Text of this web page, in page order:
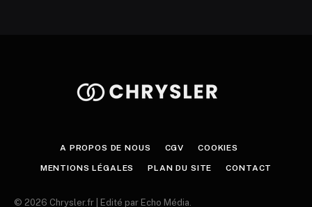
A PROPOS DE NOUS CGV COOKIES
MENTIONS LÉGALES PLAN DU SITE CONTACT
© 2026 Chrysler.fr | Edité par Echo Média.